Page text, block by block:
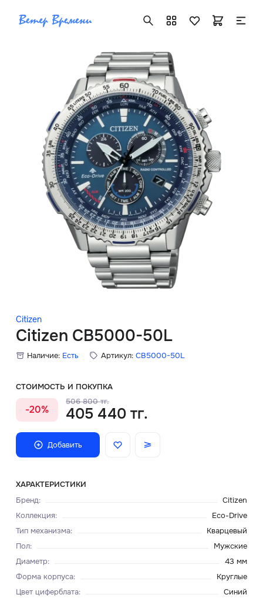
Citizen
Citizen CB5000-50L
Наличие: Есть Артикул: CB5000-50L
СТОИМОСТЬ И ПОКУПКА
-20%
506 800 тг.
405 440 тг.
Добавить
ХАРАКТЕРИСТИКИ
Бренд:
Citizen
Коллекция:
Eco-Drive
Тип механизма:
Кварцевый
Пол:
Мужские
Диаметр:
43 мм
Форма корпуса:
Круглые
Цвет циферблата:
Синий
+7 ( 705 ) 181-42-50
info@vetervremeni.kz
Авторизация
Каталог
Мужские часы
Женские часы
Скидки
Главная
О нас
Доставка и оплата
Блог